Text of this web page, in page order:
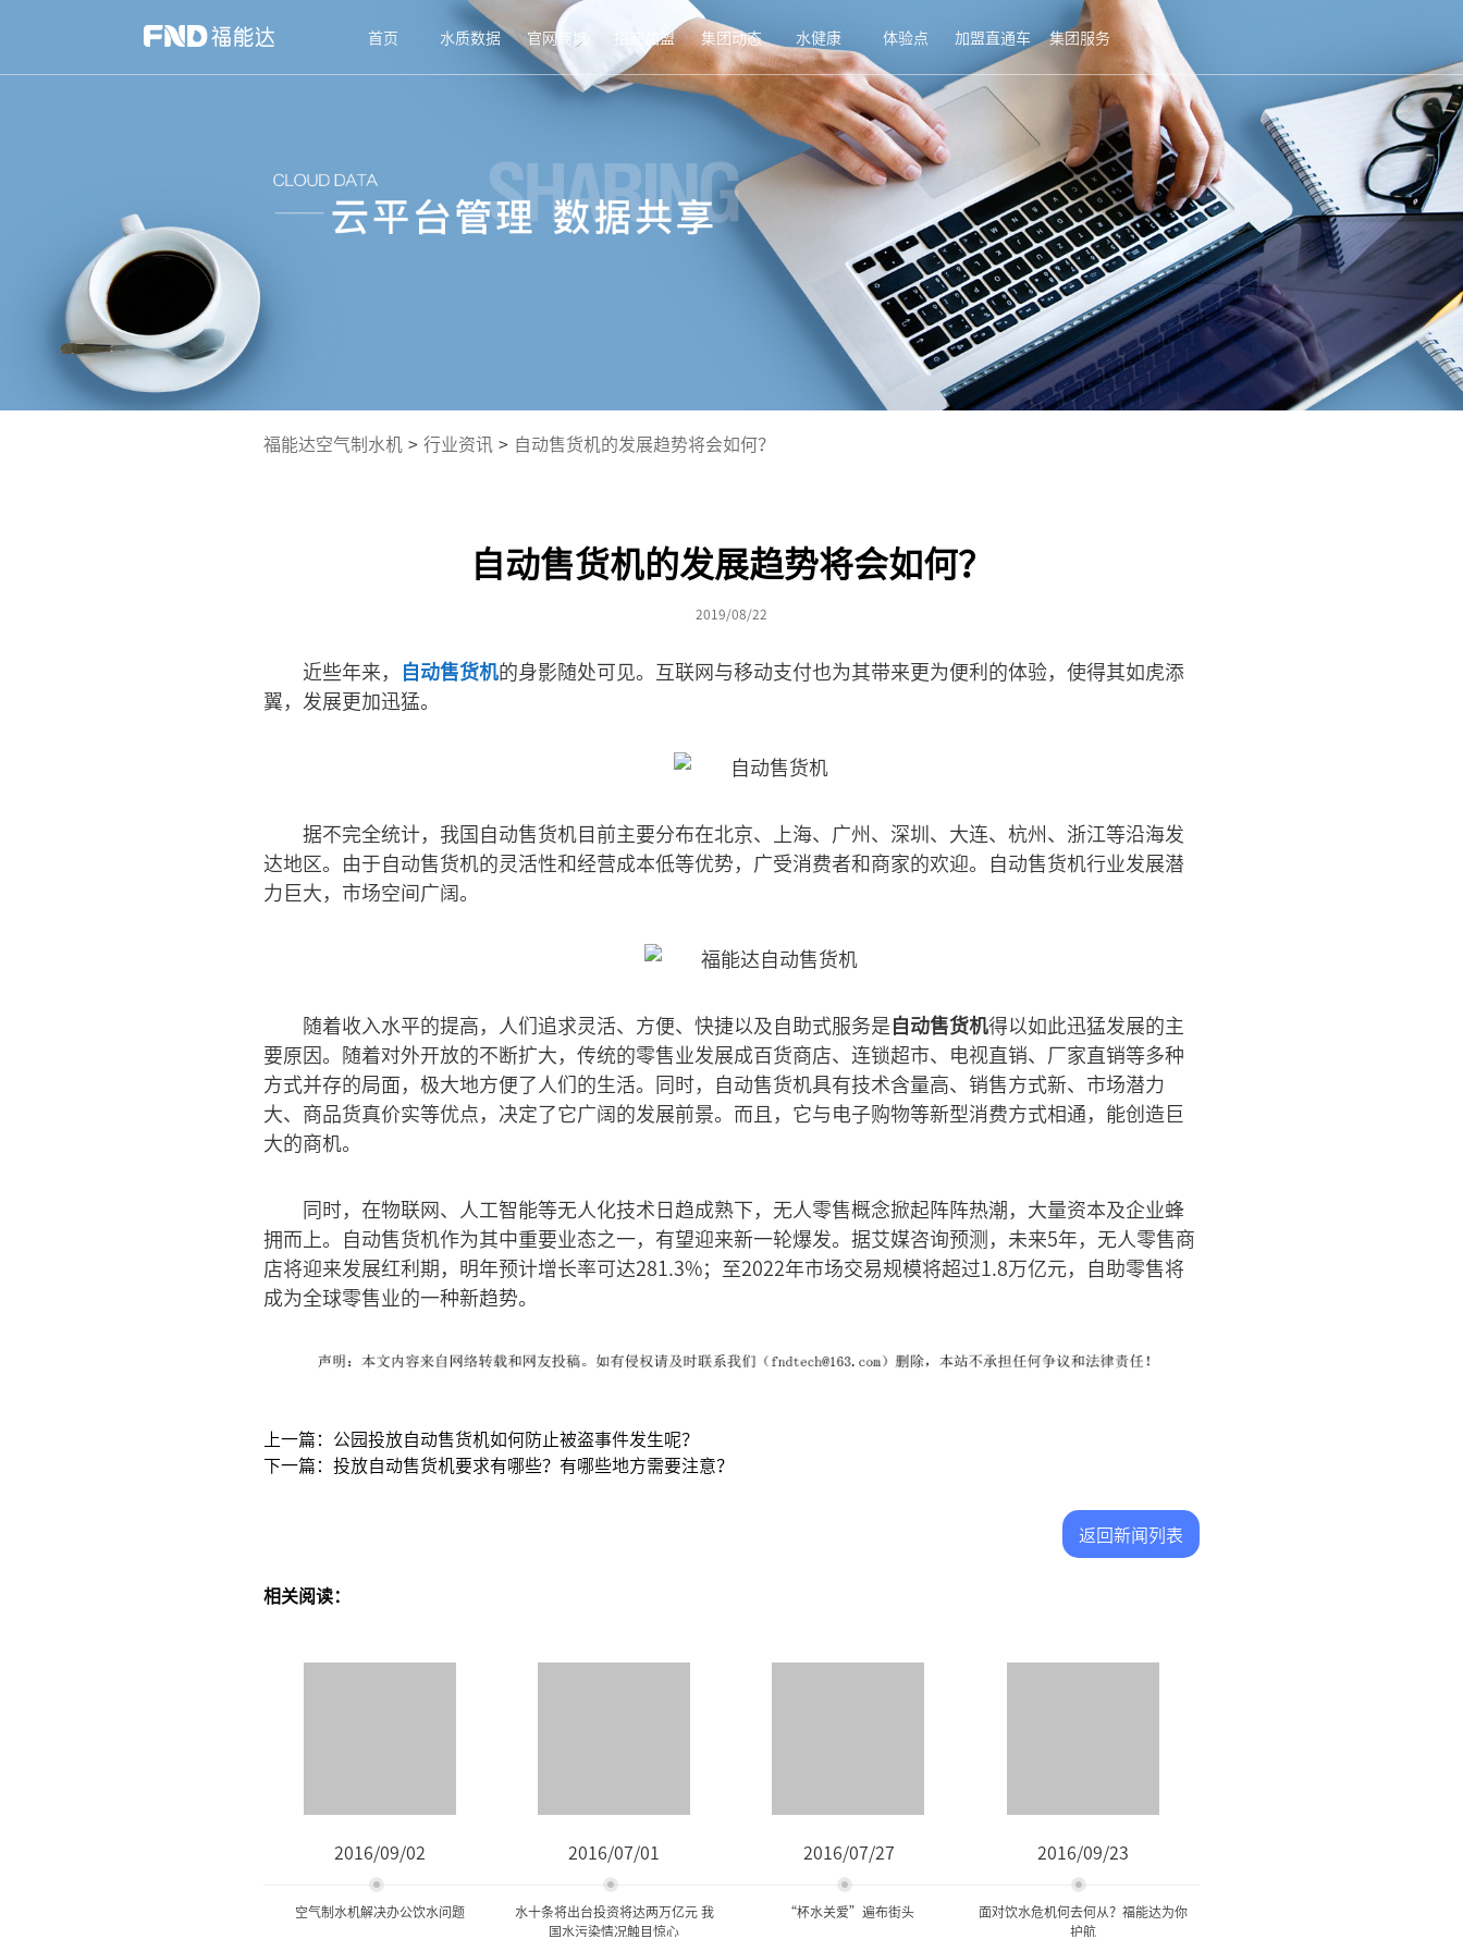
首页 水质数据 官网商城 招商加盟 集团动态 水健康 体验点 加盟直通车 集团服务
福能达空气制水机 > 行业资讯 > 自动售货机的发展趋势将会如何？
自动售货机的发展趋势将会如何？
2019/08/22
近些年来， 自动售货机的身影随处可见。互联网与移动支付也为其带来更为便利的体验，使得其如虎添
翼，发展更加迅猛。
据不完全统计，我国自动售货机目前主要分布在北京、上海、广州、深圳、大连、杭州、浙江等沿海发
达地区。由于自动售货机的灵活性和经营成本低等优势，广受消费者和商家的欢迎。自动售货机行业发展潜
力巨大，市场空间广阔。
随着收入水平的提高，人们追求灵活、方便、快捷以及自助式服务是自动售货机得以如此迅猛发展的主
要原因。随着对外开放的不断扩大，传统的零售业发展成百货商店、连锁超市、电视直销、厂家直销等多种
方式并存的局面，极大地方便了人们的生活。同时，自动售货机具有技术含量高、销售方式新、市场潜力
大、商品货真价实等优点，决定了它广阔的发展前景。而且，它与电子购物等新型消费方式相通，能创造巨
大的商机。
同时，在物联网、人工智能等无人化技术日趋成熟下，无人零售概念掀起阵阵热潮，大量资本及企业蜂
拥而上。自动售货机作为其中重要业态之一，有望迎来新一轮爆发。据艾媒咨询预测，未来5年，无人零售商
店将迎来发展红利期，明年预计增长率可达281.3%；至2022年市场交易规模将超过1.8万亿元，自助零售将
成为全球零售业的一种新趋势。
上一篇：公园投放自动售货机如何防止被盗事件发生呢？
下一篇：投放自动售货机要求有哪些？有哪些地方需要注意？
返回新闻列表
相关阅读：
2016/09/02
空气制水机解决办公饮水问题
2016/07/01
水十条将出台投资将达两万亿元 我
国水污染情况触目惊心
2016/07/27
“杯水关爱”遍布街头
2016/09/23
面对饮水危机何去何从？福能达为你
护航